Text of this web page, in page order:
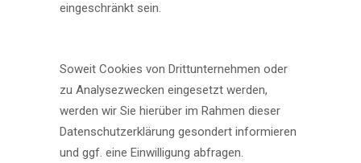
eingeschränkt sein.
Soweit Cookies von Drittunternehmen oder
zu Analysezwecken eingesetzt werden,
werden wir Sie hierüber im Rahmen dieser
Datenschutzerklärung gesondert informieren
und ggf. eine Einwilligung abfragen.